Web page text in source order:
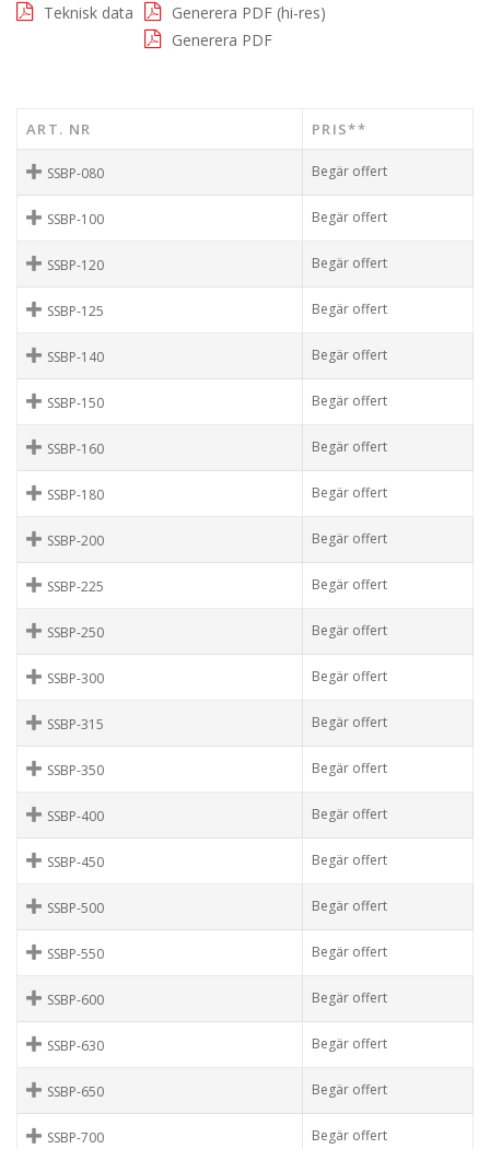
Teknisk data
Generera PDF (hi-res)
Generera PDF
ART. NR PRIS**
SSBP-080 Begär offert
SSBP-100 Begär offert
SSBP-120 Begär offert
SSBP-125 Begär offert
SSBP-140 Begär offert
SSBP-150 Begär offert
SSBP-160 Begär offert
SSBP-180 Begär offert
SSBP-200 Begär offert
SSBP-225 Begär offert
SSBP-250 Begär offert
SSBP-300 Begär offert
SSBP-315 Begär offert
SSBP-350 Begär offert
SSBP-400 Begär offert
SSBP-450 Begär offert
SSBP-500 Begär offert
SSBP-550 Begär offert
SSBP-600 Begär offert
SSBP-630 Begär offert
SSBP-650 Begär offert
SSBP-700 Begär offert